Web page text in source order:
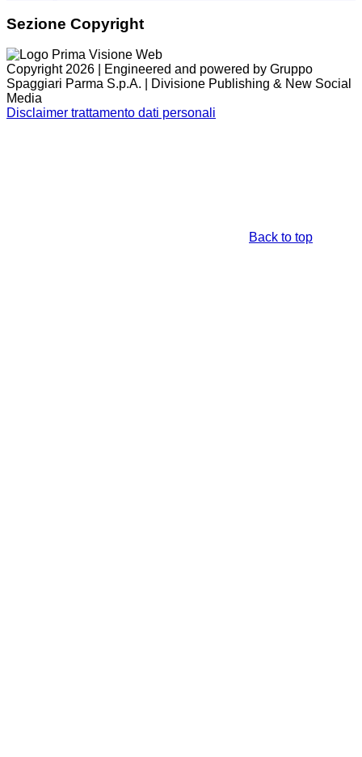
Sezione Copyright
Copyright 2026 | Engineered and powered by Gruppo
Spaggiari Parma S.p.A. | Divisione Publishing & New Social
Media
Disclaimer trattamento dati personali
Back to top